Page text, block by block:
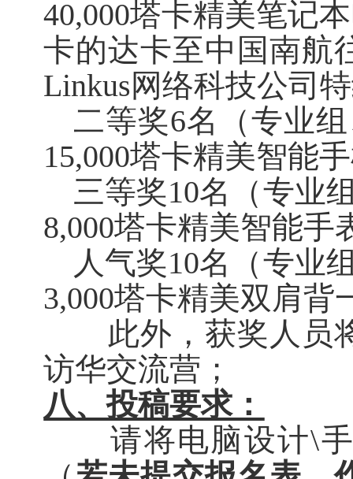
40,000塔卡精美笔记
卡的达卡至中国南航
Linkus网络科技公司
二等奖6名（专业
15,000塔卡精美智能
三等奖10名（专业
8,000塔卡精美智能手
人气奖10名（专业
3,000塔卡精美双肩背
此外，获奖人员
访华交流营；
八、投稿要求：
请将电脑设计\